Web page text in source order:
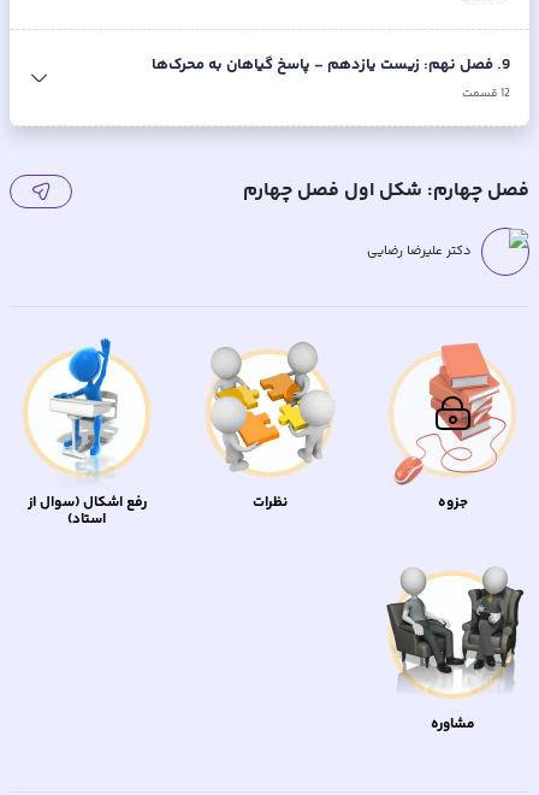
9
. فصل نهم: زیست یازدهم - پاسخ گیاهان به محرک‌ها
12قسمت
فصل چهارم: شکل اول فصل چهارم
دکتر علیرضا رضایی
جزوه نظرات رفع اشکال (سوال از
استاد)
مشاوره